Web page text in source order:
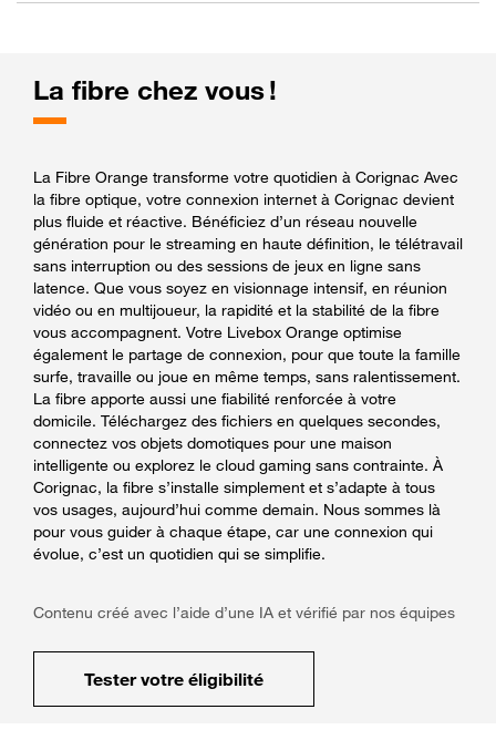
La fibre chez vous !
La Fibre Orange transforme votre quotidien à Corignac Avec
la fibre optique, votre connexion internet à Corignac devient
plus fluide et réactive. Bénéficiez d’un réseau nouvelle
génération pour le streaming en haute définition, le télétravail
sans interruption ou des sessions de jeux en ligne sans
latence. Que vous soyez en visionnage intensif, en réunion
vidéo ou en multijoueur, la rapidité et la stabilité de la fibre
vous accompagnent. Votre Livebox Orange optimise
également le partage de connexion, pour que toute la famille
surfe, travaille ou joue en même temps, sans ralentissement.
La fibre apporte aussi une fiabilité renforcée à votre
domicile. Téléchargez des fichiers en quelques secondes,
connectez vos objets domotiques pour une maison
intelligente ou explorez le cloud gaming sans contrainte. À
Corignac, la fibre s’installe simplement et s’adapte à tous
vos usages, aujourd’hui comme demain. Nous sommes là
pour vous guider à chaque étape, car une connexion qui
évolue, c’est un quotidien qui se simplifie.
Contenu créé avec l’aide d’une IA et vérifié par nos équipes
Tester votre éligibilité